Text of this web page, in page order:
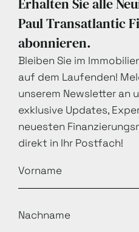
Erhalten Sie alle
Paul Transatlantic
abonnieren.
Bleiben Sie im
auf dem Laufenden!
unserem Newsletter an
exklusive Updates,
neuesten
direkt in Ihr Postfach!